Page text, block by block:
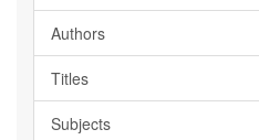
Authors
Titles
Subjects